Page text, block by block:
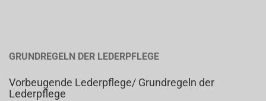
GRUNDREGELN DER LEDERPFLEGE
Vorbeugende Lederpflege/ Grundregeln der
Lederpflege